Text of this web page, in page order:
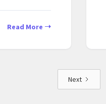
Read More
Next